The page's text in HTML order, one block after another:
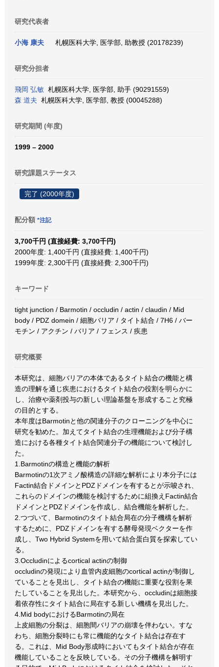
研究代表者
小海 康夫 札幌医科大学, 医学部, 助教授 (20178239)
研究分担者
飛岡 弘敏 札幌医科大学, 医学部, 助手 (90291559)
森 道夫 札幌医科大学, 医学部, 教授 (00045288)
研究期間 (年度)
1999 – 2000
研究課題ステータス
完了 (2000年度)
配分額 *注記
3,700千円 (直接経費: 3,700千円)
2000年度: 1,400千円 (直接経費: 1,400千円)
1999年度: 2,300千円 (直接経費: 2,300千円)
キーワード
tight junction / Barmotin / occludin / actin / claudin / Mid
body / PDZ domein / 細胞バリア / タイト結合 / 7H6 / バー
モチン / アクチン / バリア / フェンス / 疾患
研究概要
本研究は、細胞バリアの本体であるタイト結合の機能と構
造の理解を通じ疾患におけるタイト結合の役割を明らかに
し、治療や薬剤投与の新しい理論基盤を形成すること究極
の目的とする。
本年度はBarmotinと他の関連分子のクローニングを中心に
研究を勧めた。加えてタイト結合の生理機能および分子構
造における各種タイト結合関連分子の機能について検討し
た。
1.Barmotinの構造と機能の解析
Barmotinの1次アミノ酸構造の詳細な解析により本分子には
Factin結合ドメインとPDZドメインを有するとが示唆され、
これらのドメインの機能を検討するために組換えFactin結合
ドメインとPDZドメインを作成し、結合機能を解析した。
2.つづいて、Barmotinのタイト結合局在の分子機構を解析
するために、PDZドメインを有する酵母発現ベクターを作
成し、Two Hybrid Systemを用いて結合蛋白質を探索してい
る。
3.Occludinによるcortical actinの制御
occludinの発現により血管内皮細胞のcortical actinが制御し
ていることを見出し、タイト結合の機能に重要な役割を果
たしていることを見出した。本研究から、occludinは細胞接
着依存性にタイト結合に局在する新しい機構を見出した。
4.Mid bodyにおけるBarmotinの局在
上皮細胞の分裂は、細胞間バリアの崩壊を伴わない。すな
わち、細胞分裂時にも常に機能的なタイト結合は存在す
る。これは、Mid Body形成時においてもタイト結合が存在
機能していることを反映している。その分子機構を解明す